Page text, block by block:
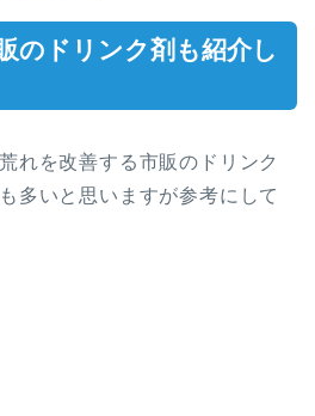
のドリンク剤も紹介し
れを改善する市販のドリンク
多いと思いますが参考にして